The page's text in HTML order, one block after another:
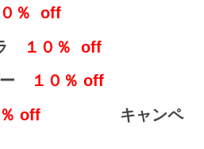
０％ off
１０％ off
ー
１０％ off
off キャンペ